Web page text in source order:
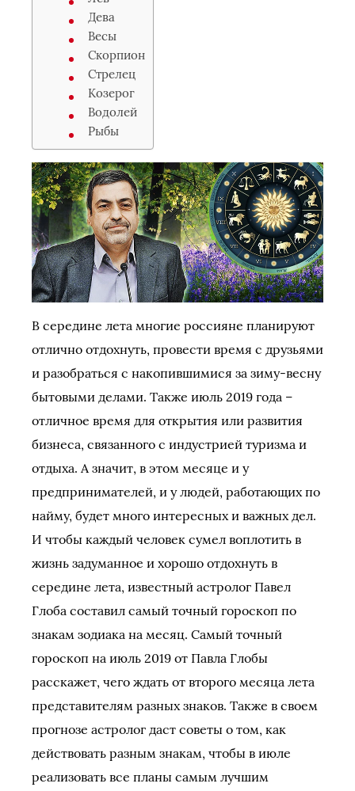
Дева
Весы
Скорпион
Стрелец
Козерог
Водолей
Рыбы
В середине лета многие россияне планируют
отлично отдохнуть, провести время с друзьями
и разобраться с накопившимися за зиму-весну
бытовыми делами. Также июль 2019 года –
отличное время для открытия или развития
бизнеса, связанного с индустрией туризма и
отдыха. А значит, в этом месяце и у
предпринимателей, и у людей, работающих по
найму, будет много интересных и важных дел.
И чтобы каждый человек сумел воплотить в
жизнь задуманное и хорошо отдохнуть в
середине лета, известный астролог Павел
Глоба составил самый точный гороскоп по
знакам зодиака на месяц. Самый точный
гороскоп на июль 2019 от Павла Глобы
расскажет, чего ждать от второго месяца лета
представителям разных знаков. Также в своем
прогнозе астролог даст советы о том, как
действовать разным знакам, чтобы в июле
реализовать все планы самым лучшим